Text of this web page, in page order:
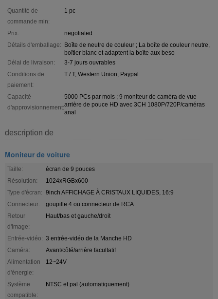
Quantité de
commande min:
1 pc
Prix:
negotiated
Détails d'emballage: Boîte de neutre de couleur ; La boîte de couleur neutre,
boîtier blanc et adaptent la boîte aux beso
Délai de livraison:
3-7 jours ouvrables
Conditions de
paiement:
T / T, Western Union, Paypal
Capacité
d'approvisionnement:
5000 PCs par mois ; 9 moniteur de caméra de vue
arrière de pouce HD avec 3CH 1080P/720P/caméras
anal
description de
Moniteur de voiture
Taille:
écran de 9 pouces
Résolution:
1024xRGBx600
Type d'écran: 9inch AFFICHAGE À CRISTAUX LIQUIDES, 16:9
Connecteur:
goupille 4 ou connecteur de RCA
Retour
d'image:
Haut/bas et gauche/droit
Entrée-vidéo: 3 entrée-vidéo de la Manche HD
Caméra:
Avant/côté/arrière facultatif
Alimentation
d'énergie:
12~24V
Système
compatible:
NTSC et pal (automatiquement)